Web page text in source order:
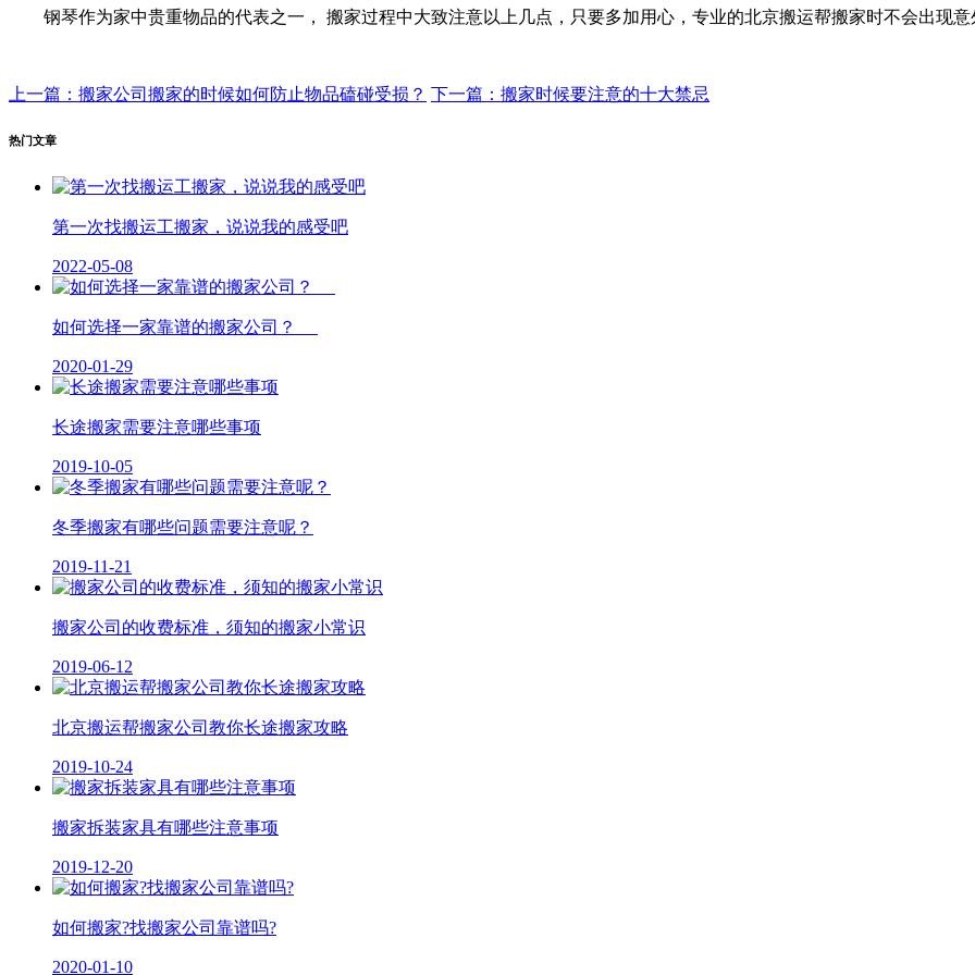
钢琴作为家中贵重物品的代表之一， 搬家过程中大致注意以上几点，只要多加用心，专业的北京搬运帮搬家时不会出现意
上一篇：搬家公司搬家的时候如何防止物品磕碰受损？ 下一篇：搬家时候要注意的十大禁忌
热门文章
第一次找搬运工搬家，说说我的感受吧
2022-05-08
如何选择一家靠谱的搬家公司？
2020-01-29
长途搬家需要注意哪些事项
2019-10-05
冬季搬家有哪些问题需要注意呢？
2019-11-21
搬家公司的收费标准，须知的搬家小常识
2019-06-12
北京搬运帮搬家公司教你长途搬家攻略
2019-10-24
搬家拆装家具有哪些注意事项
2019-12-20
如何搬家?找搬家公司靠谱吗?
2020-01-10